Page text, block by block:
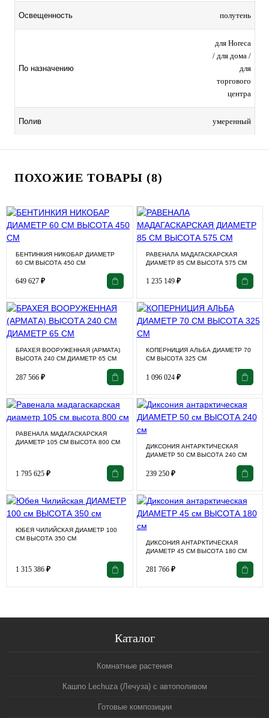
Освещенность полутень
По назначению
для Horeca
/ для дома /
для
торгового
центра
Полив умеренный
ПОХОЖИЕ ТОВАРЫ (8)
БЕНТИНКИЯ НИКОБАР ДИАМЕТР
60 СМ ВЫСОТА 450 СМ
649 627 ₽
РАВЕНАЛА МАДАГАСКАРСКАЯ
ДИАМЕТР 85 СМ ВЫСОТА 575 СМ
1 235 149 ₽
БРАХЕЯ ВООРУЖЕННАЯ (АРМАТА)
ВЫСОТА 240 СМ ДИАМЕТР 65 СМ
287 566 ₽
КОПЕРНИЦИЯ АЛЬБА ДИАМЕТР 70
СМ ВЫСОТА 325 СМ
1 096 024 ₽
РАВЕНАЛА МАДАГАСКАРСКАЯ
ДИАМЕТР 105 СМ ВЫСОТА 800 СМ
1 795 625 ₽
ДИКСОНИЯ АНТАРКТИЧЕСКАЯ
ДИАМЕТР 50 СМ ВЫСОТА 240 СМ
239 250 ₽
ЮБЕЯ ЧИЛИЙСКАЯ ДИАМЕТР 100
СМ ВЫСОТА 350 СМ
1 315 386 ₽
ДИКСОНИЯ АНТАРКТИЧЕСКАЯ
ДИАМЕТР 45 СМ ВЫСОТА 180 СМ
281 766 ₽
Каталог
Комнатные растения
Кашпо Lechuza (Лечуза) с автополивом
Готовые композиции